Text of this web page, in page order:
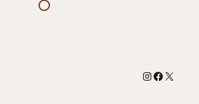
Instagram
X